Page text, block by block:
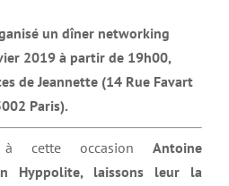
un dîner networking
2019 à partir de 19h00,
de Jeannette (14 Rue Favart
Paris).
cette occasion Antoine
Hyppolite, laissons leur la